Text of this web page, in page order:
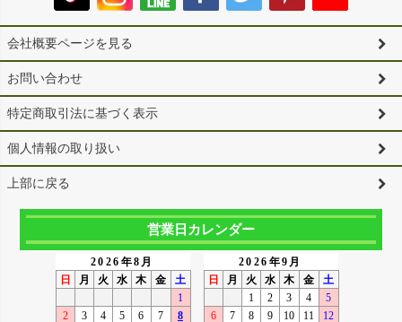
会社概要ページを見る
お問い合わせ
特定商取引法に基づく表示
個人情報の取り扱い
上部に戻る
営業日カレンダー